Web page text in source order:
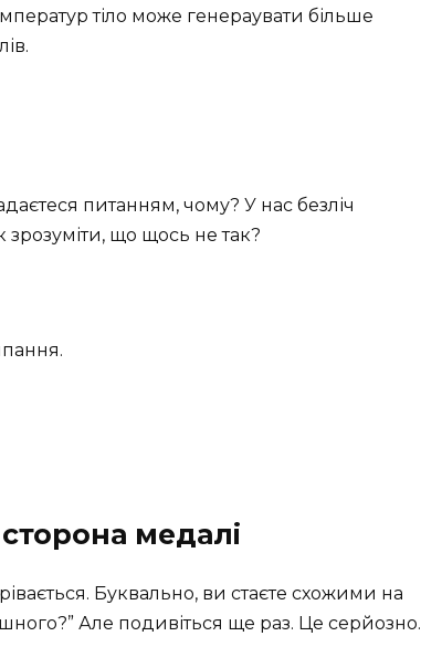
тіло може генераувати більше
питанням, чому? У нас безліч
що щось не так?
медалі
Буквально, ви стаєте схожими на
Але подивіться ще раз. Це серйозно.